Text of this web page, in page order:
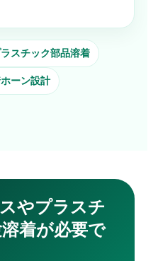
スチック部品溶着
ーン設計
やプラスチ
着が必要で